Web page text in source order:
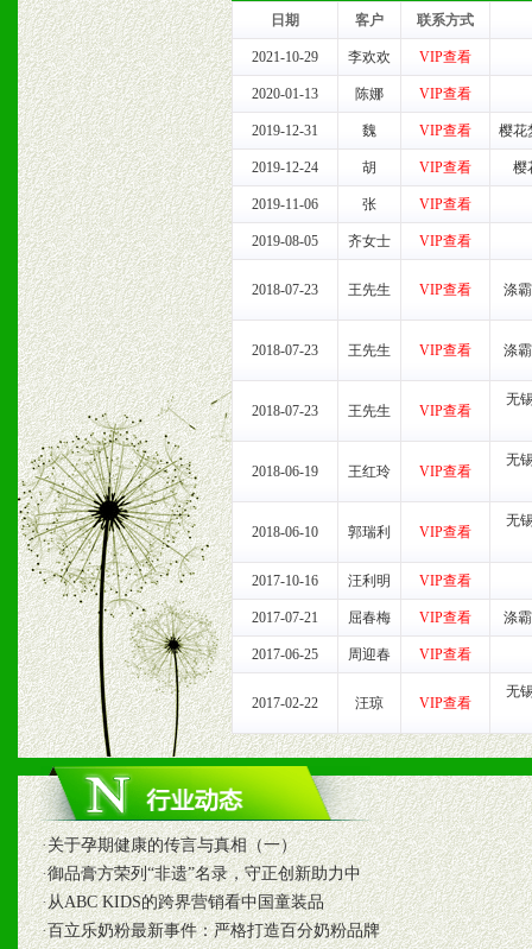
我们将及时回复您的疑问。
2、售后服务：突发性产品
以及时受理记录并合理妥
3、我们时刻整理各区销售
时收编销售效果显着的案
七、招商代理（全国各地）
1、认同我们的经营理念。
2、具备较好商业信誉和资
3、具备区域内良好的终端
4、具备一定业务团队能力
道，医药渠道并为之提供
5、具备较强的市场操作意
八、品牌产品
1、不断提升品牌的知名度
2、不断开创新产品不断满
化。
日期 客户 联系方式
2021-10-29 李欢欢 VIP查看
2020-01-13 陈娜 VIP查看
2019-12-31 魏 VIP查看 樱花
2019-12-24 胡 VIP查看 樱
2019-11-06 张 VIP查看
2019-08-05 齐女士 VIP查看
2018-07-23 王先生 VIP查看 涤
2018-07-23 王先生 VIP查看 涤
2018-07-23 王先生 VIP查看
无
2018-06-19 王红玲 VIP查看
无
2018-06-10 郭瑞利 VIP查看
无
2017-10-16 汪利明 VIP查看
2017-07-21 屈春梅 VIP查看 涤
2017-06-25 周迎春 VIP查看
2017-02-22 汪琼 VIP查看
无
·关于孕期健康的传言与真相（一）
·御品膏方荣列“非遗”名录，守正创新助力中
·从ABC KIDS的跨界营销看中国童装品
·百立乐奶粉最新事件：严格打造百分奶粉品牌